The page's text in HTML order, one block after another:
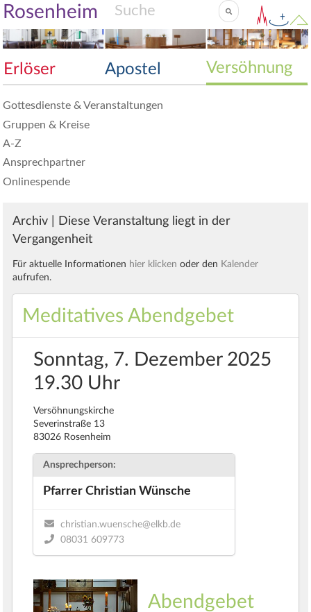
Rosenheim
Erlöser Apostel Versöhnung
Gottesdienste & Veranstaltungen
Gruppen & Kreise
A-Z
Ansprechpartner
Onlinespende
Archiv | Diese Veranstaltung liegt in der
Vergangenheit
Für aktuelle Informationen hier klicken oder den Kalender
aufrufen.
Meditatives Abendgebet
Sonntag, 7. Dezember 2025
19.30 Uhr
Versöhnungskirche
Severinstraße 13
83026 Rosenheim
Ansprechperson:
Pfarrer Christian Wünsche
christian.wuensche@elkb.de
08031 609773
Abendgebet